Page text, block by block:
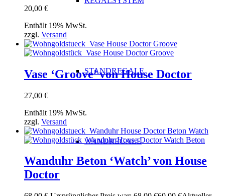
STANDREGALE
WANDREGALE
20,00 €
Enthält 19% MwSt.
zzgl. Versand
Vase ‘Groove’ von House Doctor
27,00 €
Enthält 19% MwSt.
zzgl. Versand
Wanduhr Beton ‘Watch’ von House
Doctor